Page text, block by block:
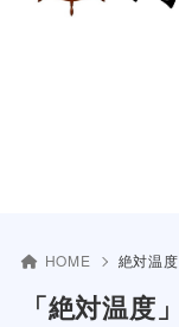
HOME 絶対温度
「絶対温度